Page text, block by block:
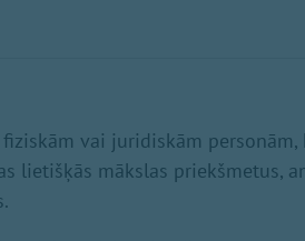
vai juridiskām
lietišķās mākslas priekšmetus,